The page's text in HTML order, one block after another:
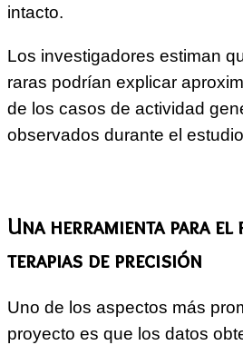
intacto.
Los investigadores estiman
raras podrían explicar
de los casos de actividad
observados durante el
Una herramienta para
terapias de precisión
Uno de los aspectos más
proyecto es que los datos